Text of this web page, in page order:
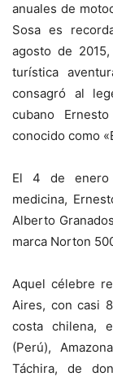
anuales de
Sosa es
agosto de
turística
consagró al
cubano
conocido como
El 4 de enero
medicina,
Alberto
marca Norton
Aquel célebre
Aires, con casi
costa chilena,
(Perú),
Táchira, de